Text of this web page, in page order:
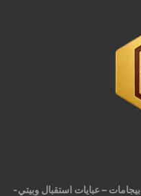
– عبايات استقبال وبيتي-